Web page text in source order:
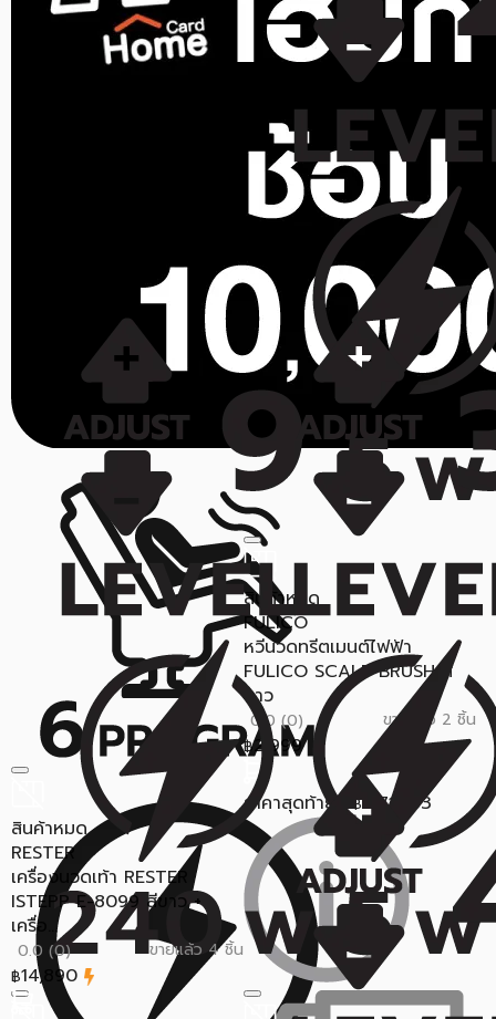
สินค้าหมด
FULICO
หวีนวดทรีตเมนต์ไฟฟ้า
FULICO SCALP BRUSH สี
ขาว
0.0 (0) ขายแล้ว 2 ชิ้น
฿2,999
ราคาสุดท้าย* ฿2,715.03
สินค้าหมด
RESTER
เครื่องนวดเท้า RESTER
ISTEPP E-8099 สีขาว +
เครื่อ...
0.0 (0) ขายแล้ว 4 ชิ้น
฿14,890